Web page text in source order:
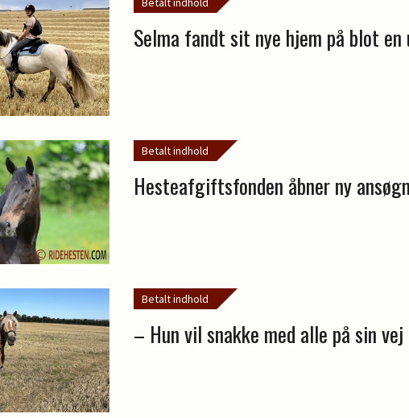
Selma fandt sit nye hjem på blot en
Betalt indhold
Hesteafgiftsfonden åbner ny
Betalt indhold
– Hun vil snakke med alle på sin vej